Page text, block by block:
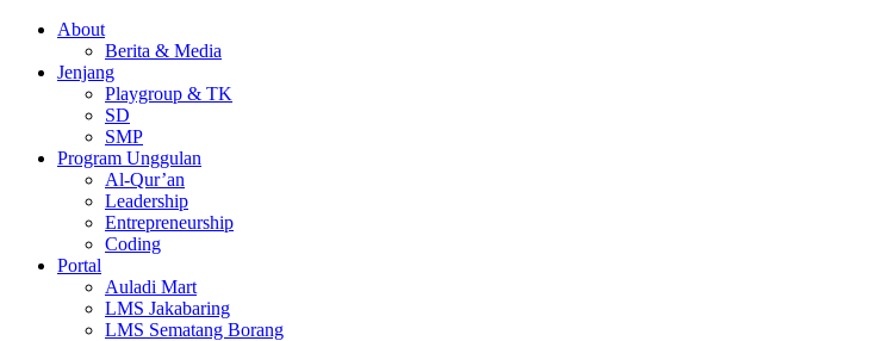
About
Berita & Media
Jenjang
Playgroup & TK
SD
SMP
Program Unggulan
Al-Qur’an
Leadership
Entrepreneurship
Coding
Portal
Auladi Mart
LMS Jakabaring
LMS Sematang Borang